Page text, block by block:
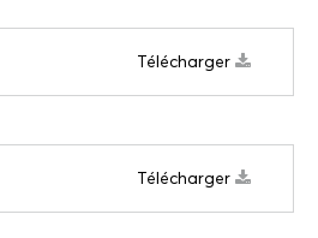
Télécharger
Télécharger